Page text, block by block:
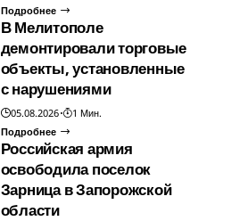
Подробнее
В Мелитополе
демонтировали торговые
объекты, установленные
с нарушениями
05.08.2026
1 Мин.
Подробнее
Российская армия
освободила поселок
Зарница в Запорожской
области